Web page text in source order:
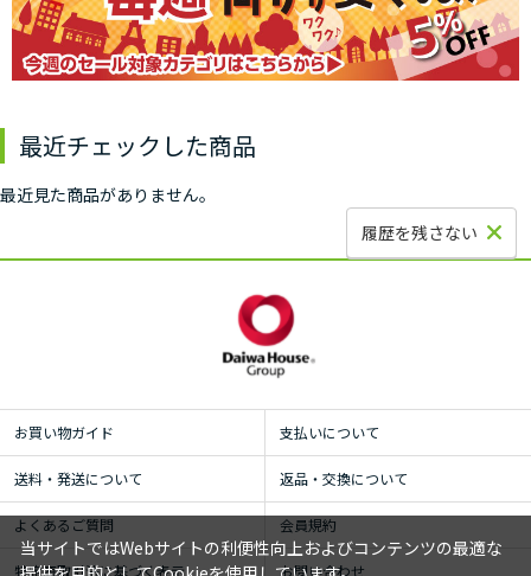
最近チェックした商品
最近見た商品がありません。
履歴を残さない
お買い物ガイド 支払いについて
送料・発送について 返品・交換について
よくあるご質問 会員規約
特定商取引法に基づく表示 お問い合わせ
当サイトではWebサイトの利便性向上およびコンテンツの最適な